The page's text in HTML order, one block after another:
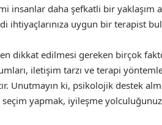
insanlar daha şefkatli bir yaklaşım
ihtiyaçlarınıza uygun bir terapist
dikkat edilmesi gereken birçok
iletişim tarzı ve terapi
Unutmayın ki, psikolojik destek
seçim yapmak, iyileşme